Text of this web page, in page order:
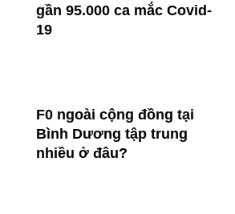
gần 95.000 ca mắc Covid-
19
F0 ngoài cộng đồng tại
Bình Dương tập trung
nhiều ở đâu?